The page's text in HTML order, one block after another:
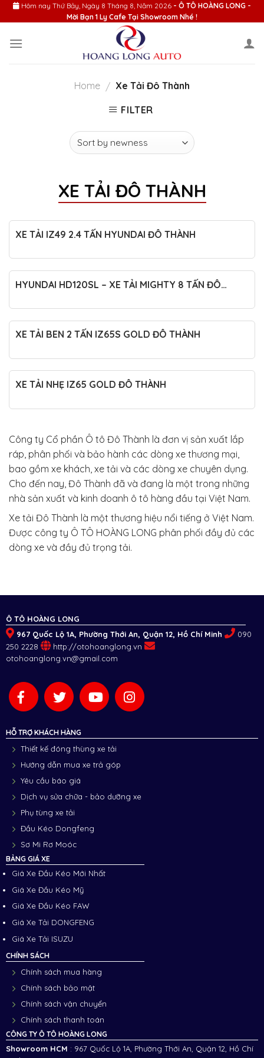
Skip
to
Hôm nay Thứ Bảy, Ngày 8 Tháng 8, Năm 2026 - Ô TÔ HOÀNG LONG -
Mời Bạn 1 Ly Cafe Tại Showroom Nhé !
Home / Xe Tải Đô Thành
FILTER
XE TẢI ĐÔ THÀNH
XE TẢI IZ49 2.4 TẤN HYUNDAI ĐÔ THÀNH
HYUNDAI HD120SL – XE TẢI MIGHTY 8 TẤN ĐÔ
XE TẢI BEN 2 TẤN IZ65S GOLD ĐÔ THÀNH
XE TẢI NHẸ IZ65 GOLD ĐÔ THÀNH
Công ty Cổ phần Ô tô Đô Thành là đơn vị sản xuất lắp
ráp, phân phối và bảo hành các dòng xe thương mại,
bao gồm xe khách, xe tải và các dòng xe chuyên dụng.
Cho đến nay, Đô Thành đã và đang là một trong những
nhà sản xuất và kinh doanh ô tô hàng đầu tại Việt Nam.
Xe tải Đô Thành là một thương hiệu nổi tiếng ở Việt Nam.
Được công ty Ô TÔ HOÀNG LONG phân phối đầy đủ các
dòng xe và đầy đủ trọng tải.
Ô TÔ HOÀNG LONG
967 Quốc Lộ 1A, Phường Thới An, Quận 12, Hồ Chí Minh
090
250 2228
http://otohoanglong.vn
otohoanglong.vn@gmail.com
HỖ TRỢ KHÁCH HÀNG
Thiết kế đóng thùng xe tải
Hướng dẫn mua xe trả góp
Yêu cầu báo giá
Dịch vụ sửa chữa - bảo dưỡng xe
Phụ tùng xe tải
Đầu Kéo Dongfeng
Sơ Mi Rơ Moóc
BẢNG GIÁ XE
Giá Xe Đầu Kéo Mới Nhất
Giá Xe Đầu Kéo Mỹ
Giá Xe Đầu Kéo FAW
Giá Xe Tải DONGFENG
Giá Xe Tải ISUZU
CHÍNH SÁCH
Chính sách mua hàng
Chính sách bảo mật
Chính sách vận chuyển
Chính sách thanh toán
CÔNG TY Ô TÔ HOÀNG LONG
Showroom HCM : 967 Quốc Lộ 1A, Phường Thới An, Quận 12, Hồ Chí